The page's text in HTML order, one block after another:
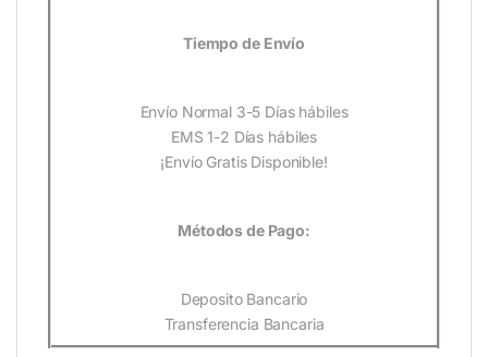
Tiempo de Envío
Envío Normal 3-5 Días hábiles
EMS 1-2 Días hábiles
¡Envío Gratis Disponible!
Métodos de Pago:
Deposito Bancario
Transferencia Bancaria